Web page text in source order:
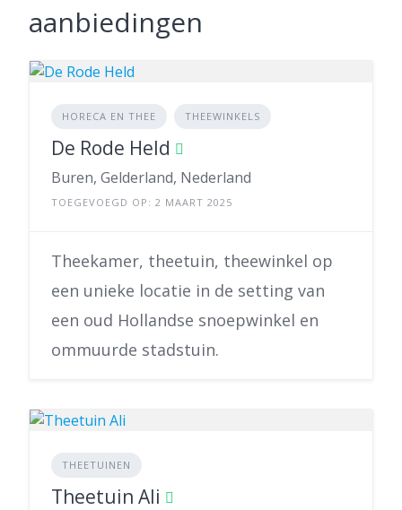
aanbiedingen
HORECA EN THEE THEEWINKELS
De Rode Held
Buren, Gelderland, Nederland
TOEGEVOEGD OP: 2 MAART 2025
Theekamer, theetuin, theewinkel op
een unieke locatie in de setting van
een oud Hollandse snoepwinkel en
ommuurde stadstuin.
THEETUINEN
Theetuin Ali